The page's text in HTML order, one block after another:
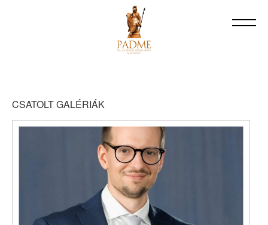
CSATOLT GALÉRIÁK